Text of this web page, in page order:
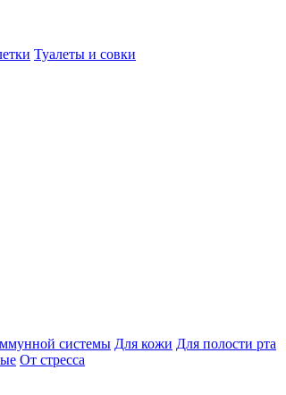
Туалеты и совки
системы Для кожи Для полости рта
От стресса